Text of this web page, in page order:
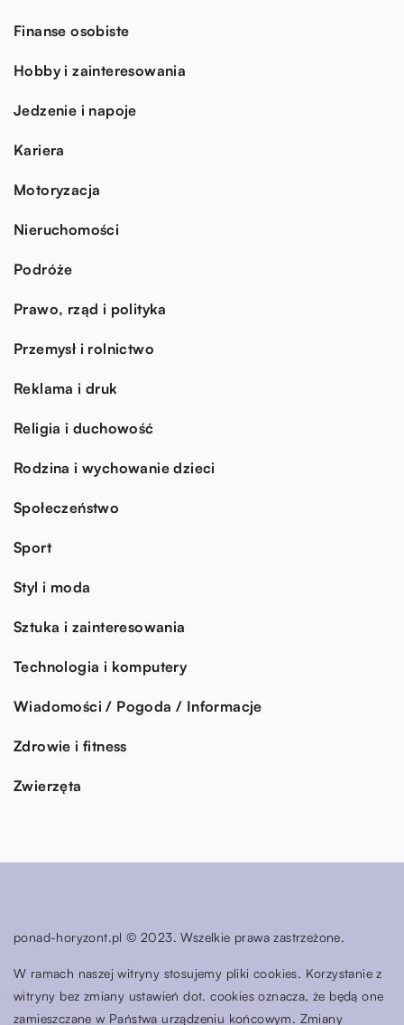
Finanse osobiste
Hobby i zainteresowania
Jedzenie i napoje
Kariera
Motoryzacja
Nieruchomości
Podróże
Prawo, rząd i polityka
Przemysł i rolnictwo
Reklama i druk
Religia i duchowość
Rodzina i wychowanie dzieci
Społeczeństwo
Sport
Styl i moda
Sztuka i zainteresowania
Technologia i komputery
Wiadomości / Pogoda / Informacje
Zdrowie i fitness
Zwierzęta
ponad-horyzont.pl © 2023. Wszelkie prawa zastrzeżone.
W ramach naszej witryny stosujemy pliki cookies. Korzystanie z
witryny bez zmiany ustawień dot. cookies oznacza, że będą one
zamieszczane w Państwa urządzeniu końcowym. Zmiany